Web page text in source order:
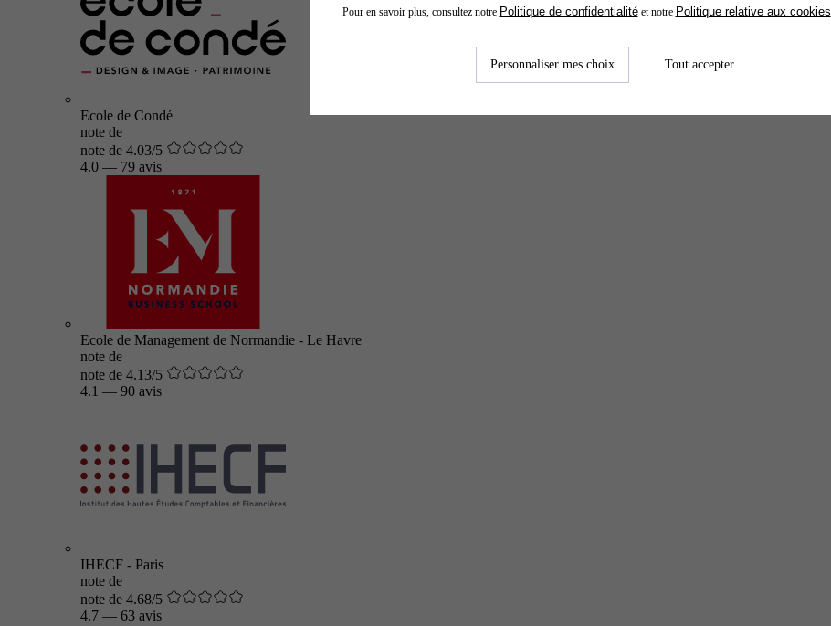
Ecole de Condé
note de
note de 4.03/5
4.0 — 79 avis
Ecole de Management de Normandie - Le Havre
note de
note de 4.13/5
4.1 — 90 avis
IHECF - Paris
note de
note de 4.68/5
4.7 — 63 avis
Pour en savoir plus, consultez notre Politique de confidentialitéet notre Politique relative aux cookies
Personnaliser mes choix Tout accepter